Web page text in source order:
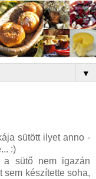
▼
sütött ilyet anno -
:)
a sütő nem igazán
sem készítette soha,